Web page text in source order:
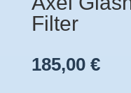
Filter
185,00 €